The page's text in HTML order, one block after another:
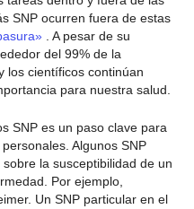
SNP ocurren fuera de estas
. A pesar de su
del 99% de la
los científicos continúan
para nuestra salud.
SNP es un paso clave para
Algunos SNP
la susceptibilidad de un
Por ejemplo,
Un SNP particular en el